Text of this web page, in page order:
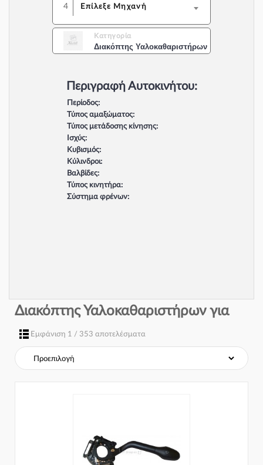
4 Επίλεξε Μηχανή
Κατηγορία
Διακόπτης Υαλοκαθαριστήρων
Περιγραφή Αυτοκινήτου:
Περίοδος:
Τύπος αμαξώματος:
Τύπος μετάδοσης κίνησης:
Ισχύς:
Κυβισμός:
Κύλινδροι:
Βαλβίδες:
Τύπος κινητήρα:
Σύστημα φρένων:
Διακόπτης Υαλοκαθαριστήρων για
Εμφάνιση 1 / 353 αποτελέσματα